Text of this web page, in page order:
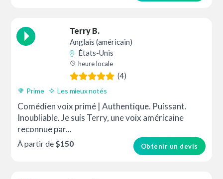
Terry B.
Anglais (américain)
États-Unis
heure locale
(4)
Prime Les mieux notés
Comédien voix primé | Authentique. Puissant.
Inoubliable. Je suis Terry, une voix américaine
reconnue par...
Obtenir un devis
À partir de $150